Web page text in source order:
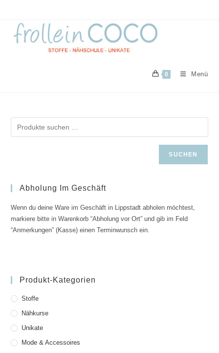
springen
0 Menü
SUCHEN
Abholung Im Geschäft
Wenn du deine Ware im Geschäft in Lippstadt abholen möchtest,
markiere bitte in Warenkorb “Abholung vor Ort” und gib im Feld
“Anmerkungen” (Kasse) einen Terminwunsch ein.
Produkt-Kategorien
Stoffe
Nähkurse
Unikate
Mode & Accessoires